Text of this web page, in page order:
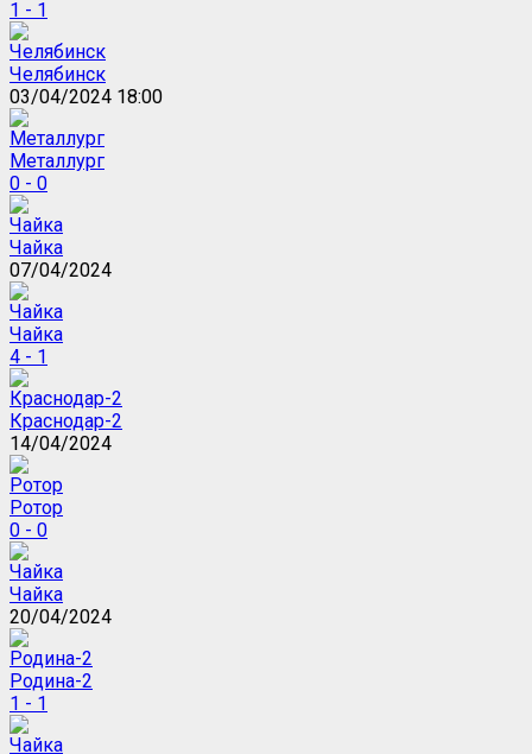
1 - 1
Челябинск
03/04/2024 18:00
Металлург
0 - 0
Чайка
07/04/2024
Чайка
4 - 1
Краснодар-2
14/04/2024
Ротор
0 - 0
Чайка
20/04/2024
Родина-2
1 - 1